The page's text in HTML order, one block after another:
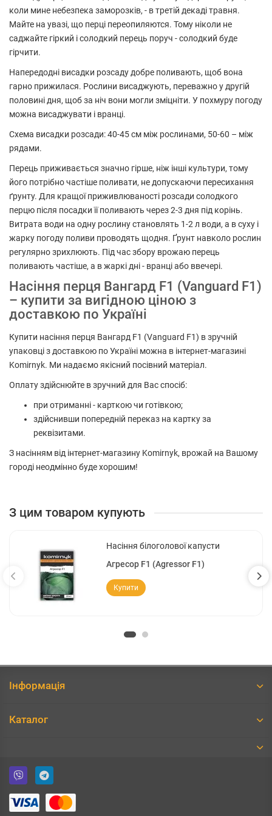
коли мине небезпека заморозків, - в третій декаді травня.
Майте на увазі, що перці переопиляются. Тому ніколи не
саджайте гіркий і солодкий перець поруч - солодкий буде
гірчити.
Напередодні висадки розсаду добре поливають, щоб вона
гарно прижилася. Рослини висаджують, переважно у другій
половині дня, щоб за ніч вони могли зміцніти. У похмуру погоду
можна висаджувати і вранці.
Схема висадки розсади: 40-45 см між рослинами, 50-60 – між
рядами.
Перець приживається значно гірше, ніж інші культури, тому
його потрібно частіше поливати, не допускаючи пересихання
ґрунту. Для кращої приживлюваності розсади солодкого
перцю після посадки її поливають через 2-3 дня під корінь.
Витрата води на одну рослину становлять 1-2 л води, а в суху і
жарку погоду поливи проводять щодня. Ґрунт навколо рослин
регулярно зрихлюють. Під час збору врожаю перець
поливають частіше, а в жаркі дні - вранці або ввечері.
Насіння перця Вангард F1 (Vanguard F1)
– купити за вигідною ціною з
доставкою по Україні
Купити насіння перця Вангард F1 (Vanguard F1) в зручній
упаковці з доставкою по Україні можна в інтернет-магазині
Komirnyk. Ми надаємо якісний посівний матеріал.
Оплату здійснюйте в зручний для Вас спосіб:
при отриманні - карткою чи готівкою;
здійснивши попередній переказ на картку за
реквізитами.
З насінням від інтернет-магазину Komirnyk, врожай на Вашому
городі неодмінно буде хорошим!
З цим товаром купують
Насіння білоголової капусти
Агресор F1 (Agressor F1)
Купити
Інформація
Каталог